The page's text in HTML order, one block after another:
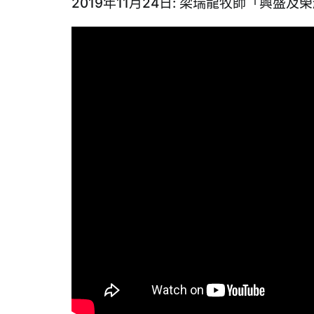
2019年11月24日: 梁瑞龍牧師「興盛及榮